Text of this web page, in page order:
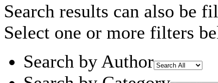
Search results can also be
Select one or more filters
Search by Author